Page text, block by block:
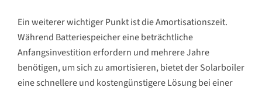
Ein weiterer wichtiger Punkt ist die Amortisationszeit.
Während Batteriespeicher eine beträchtliche
Anfangsinvestition erfordern und mehrere Jahre
benötigen, um sich zu amortisieren, bietet der Solarboiler
eine schnellere und kostengünstigere Lösung bei einer